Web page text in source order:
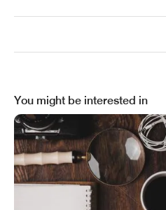
You might be interested in